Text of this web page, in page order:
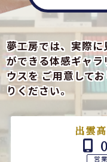
夢工房では、実際
ができる体感ギャラ
ウスをご用意して
りください。
出雲
営